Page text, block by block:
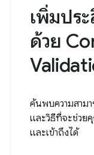
เพิ่มปร
ด้วย
ค้นพบความสาม
และวิธีที่จะช่วย
และเข้าถึงได้